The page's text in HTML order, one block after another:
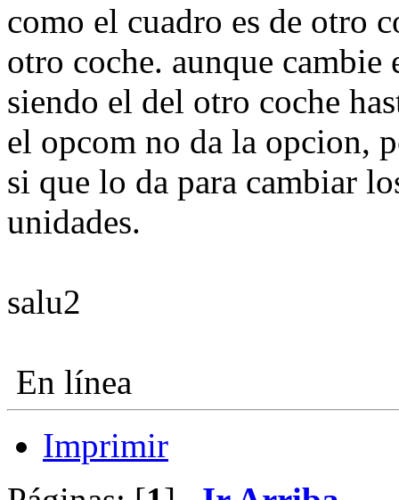
como el cuadro es de otro
otro coche. aunque
siendo el del otro coche
el opcom no da la opcion,
si que lo da para cambiar
unidades.
salu2
En línea
Imprimir